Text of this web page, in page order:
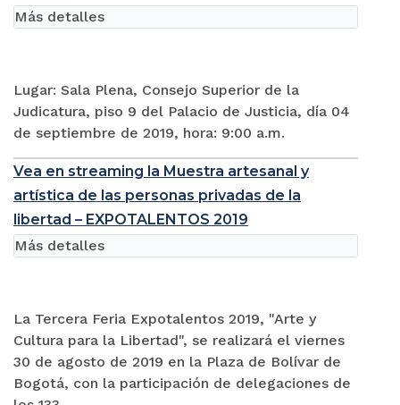
Lugar: Sala Plena, Consejo Superior de la
Judicatura, piso 9 del Palacio de Justicia, día 04
de septiembre de 2019, hora: 9:00 a.m.
Más detalles
Vea en streaming la Muestra artesanal y
artística de las personas privadas de la
libertad – EXPOTALENTOS 2019
La Tercera Feria Expotalentos 2019, "Arte y
Cultura para la Libertad", se realizará el viernes
30 de agosto de 2019 en la Plaza de Bolívar de
Bogotá, con la participación de delegaciones de
Más detalles